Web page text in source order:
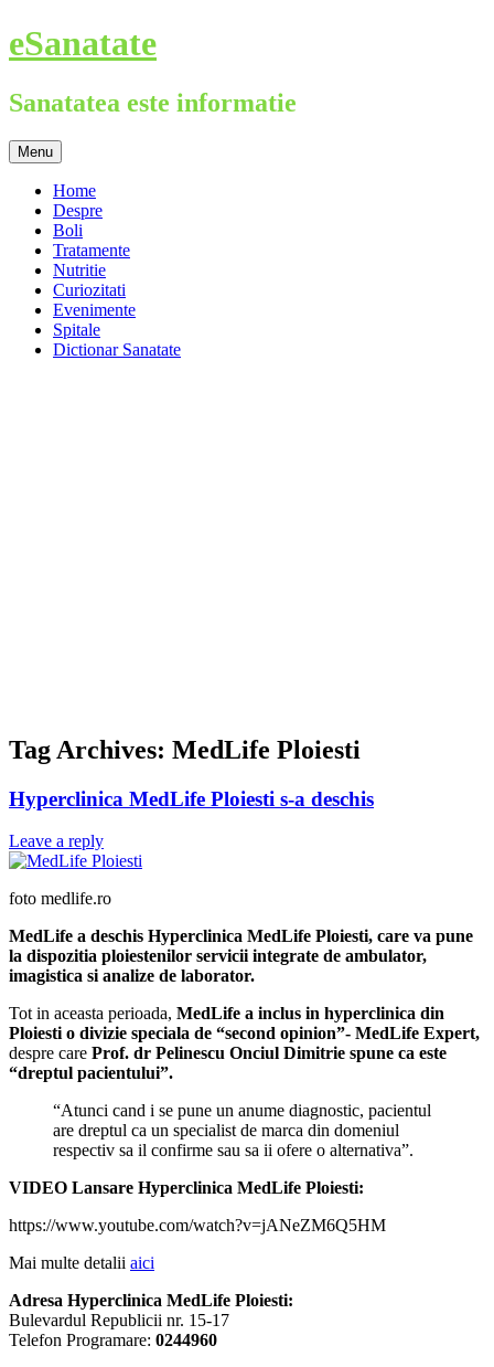
Skip
to
eSanatate
Sanatatea este informatie
Menu
Home
Despre
Boli
Tratamente
Nutritie
Curiozitati
Evenimente
Spitale
Dictionar Sanatate
Tag Archives: MedLife Ploiesti
Hyperclinica MedLife Ploiesti s-a deschis
Leave a reply
foto medlife.ro
MedLife a deschis Hyperclinica MedLife Ploiesti, care va pune
la dispozitia ploiestenilor servicii integrate de ambulator,
imagistica si analize de laborator.
Tot in aceasta perioada, MedLife a inclus in hyperclinica din
Ploiesti o divizie speciala de “second opinion”- MedLife Expert,
despre care Prof. dr Pelinescu Onciul Dimitrie spune ca este
“dreptul pacientului”.
“Atunci cand i se pune un anume diagnostic, pacientul
are dreptul ca un specialist de marca din domeniul
respectiv sa il confirme sau sa ii ofere o alternativa”.
VIDEO Lansare Hyperclinica MedLife Ploiesti:
https://www.youtube.com/watch?v=jANeZM6Q5HM
Mai multe detalii aici
Adresa Hyperclinica MedLife Ploiesti:
Bulevardul Republicii nr. 15-17
Telefon Programare: 0244960